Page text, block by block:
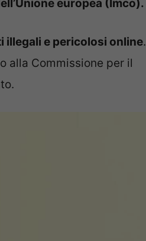
europea (Imco).
illegali e pericolosi online.
alla Commissione per il